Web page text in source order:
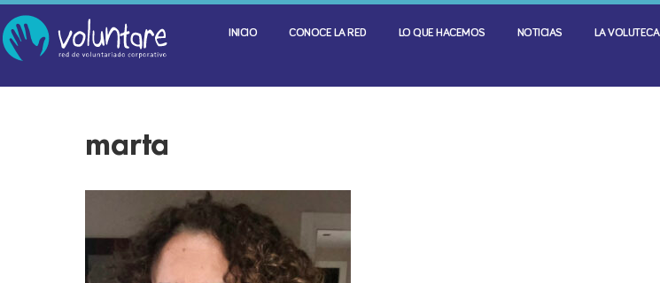
INICIO CONOCE LA RED LO QUE HACEMOS NOTICIAS LA VOLUTECA
marta